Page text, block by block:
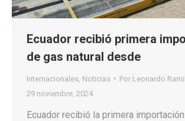
Ecuador recibió primera
de gas natural desde
Internacionales Noticias Por Leonardo
29 noviembre, 2024
Ecuador recibió la primera